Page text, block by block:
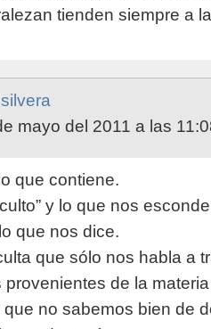
tienden siempre a
mayo del 2011 a las
que contiene.
y lo que nos
que nos dice.
que sólo nos habla a
provenientes de la
no sabemos bien de